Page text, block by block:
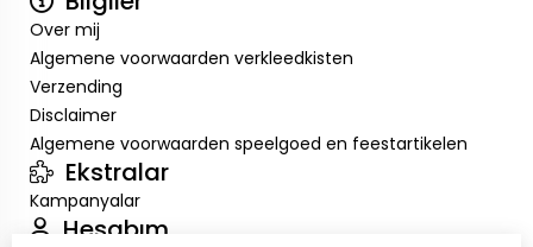
Over mij
Algemene voorwaarden verkleedkisten
Verzending
Disclaimer
Algemene voorwaarden speelgoed en feestartikelen
Ekstralar
Kampanyalar
Hesabım